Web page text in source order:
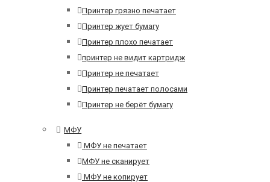
Принтер грязно печатает
Принтер жует бумагу
Принтер плохо печатает
принтер не видит картридж
Принтер не печатает
Принтер печатает полосами
Принтер не берёт бумагу
МФУ
МФУ не печатает
МФУ не сканирует
МФУ не копирует